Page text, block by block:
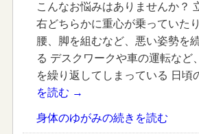
こんなお悩みはありませんか？
右どちらかに重心が乗っていた
腰、脚を組むなど、悪い姿勢を
る デスクワークや車の運転など
を繰り返してしまっている 日頃
を読む →
身体のゆがみの続きを読む